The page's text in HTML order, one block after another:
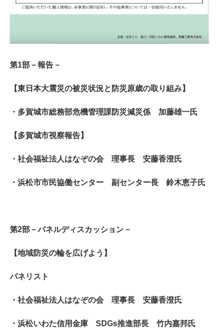
第1部－報告－
【東日本大震災の被災状況と防災原歳の取り組み】
・多賀城市総務部危機管理課防災減災係 加藤雄一氏
【多賀城市視察報告】
・社会福祉法人はなぞの会 理事長 安藤香澄氏
・浜松市市民協働センター 副センター長 鈴木恵子氏
第2部－パネルディスカッション－
【地域防災の輪を広げよう】
パネリスト
・社会福祉法人はなぞの会 理事長 安藤香澄氏
・浜松いわた信用金庫 SDGs推進部長 竹内嘉邦氏